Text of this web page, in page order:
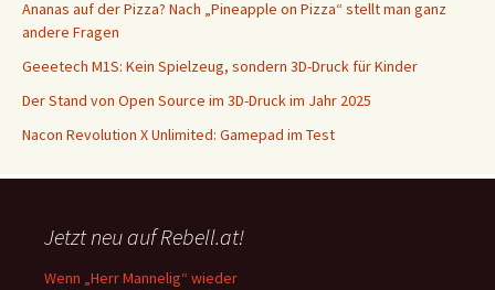
Ananas auf der Pizza? Nach „Pineapple on Pizza“ stellt man ganz
andere Fragen
Geeetech M1S: Kein Spielzeug, sondern 3D-Druck für Kinder
Der Stand von Open Source im 3D-Druck im Jahr 2025
Nacon Revolution X Unlimited: Gamepad im Test
Jetzt neu auf Rebell.at!
Wenn „Herr Mannelig“ wieder